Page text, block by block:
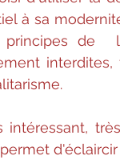
à sa
de
d'éclaircir